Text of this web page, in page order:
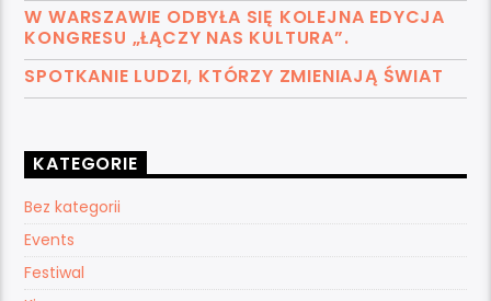
W WARSZAWIE ODBYŁA SIĘ KOLEJNA EDYCJA
KONGRESU „ŁĄCZY NAS KULTURA”.
SPOTKANIE LUDZI, KTÓRZY ZMIENIAJĄ ŚWIAT
KATEGORIE
Bez kategorii
Events
Festiwal